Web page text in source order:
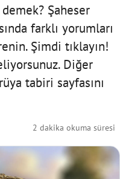
Şaheser
farklı yorumları
Şimdi tıklayın!
Diğer
rüya tabiri sayfasını
2 dakika okuma süresi